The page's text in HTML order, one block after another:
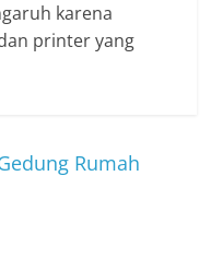
karena
printer yang
Rumah